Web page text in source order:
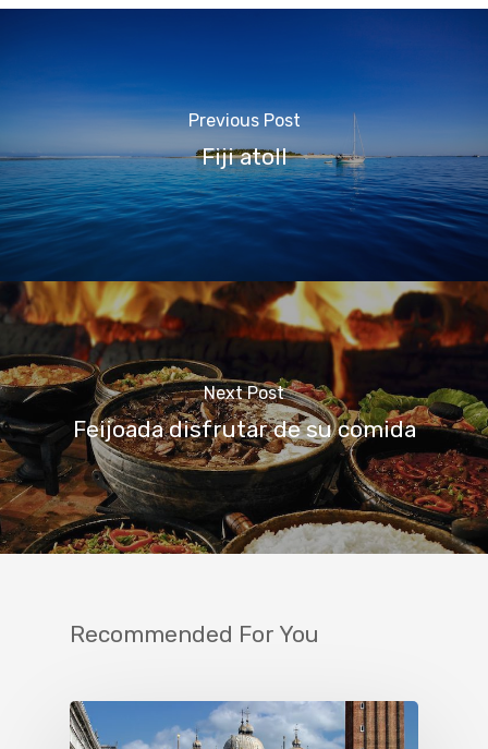
Previous Post
Fiji atoll
Next Post
Feijoada disfrutar de su comida
Recommended For You